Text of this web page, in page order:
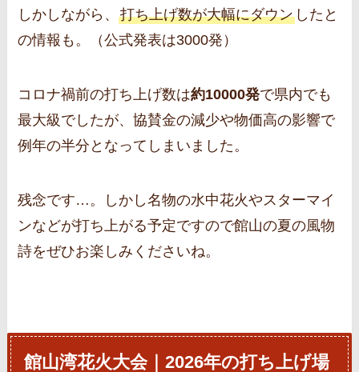
しかしながら、打ち上げ数が大幅にダウン したと
の情報も。（公式発表は3000発）
コロナ禍前の打ち上げ数は約10000発で県内でも
最大級でしたが、協賛金の減少や物価高の影響で
例年の半分となってしまいました。
残念です…。しかし名物の水中花火やスターマイ
ンなどが打ち上がる予定ですので館山の夏の風物
詩をぜひお楽しみくださいね。
館山湾花火大会｜2026年の打ち上げ場